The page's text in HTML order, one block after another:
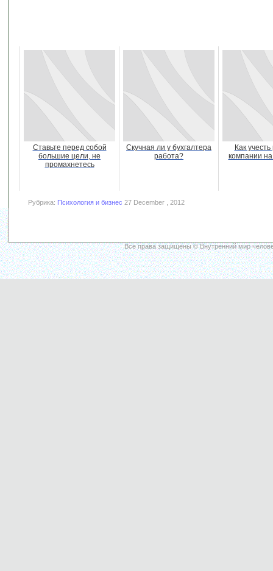
Ставьте перед собой
большие цели, не
промахнетесь
Скучная ли у бухгалтера
работа?
Как
компании
Рубрика: Психология и бизнес 27 December , 2012
Все права защищены © Внутренний мир